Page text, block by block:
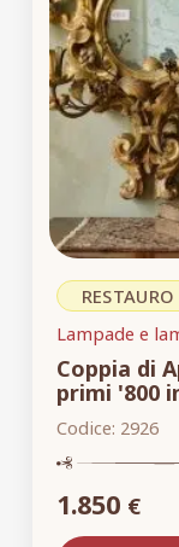
Lampade e
Coppia di
primi '800
Codice: 2926
1.850 €